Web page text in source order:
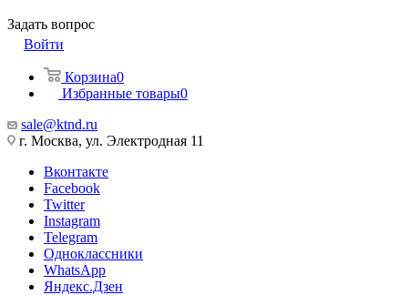
Задать вопрос
Войти
Корзина0
Избранные товары0
sale@ktnd.ru
г. Москва, ул. Электродная 11
Вконтакте
Facebook
Twitter
Instagram
Telegram
Одноклассники
WhatsApp
Яндекс.Дзен